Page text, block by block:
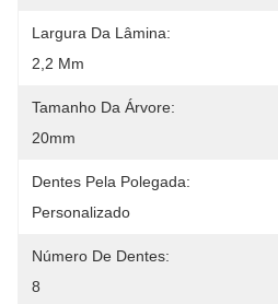
Largura Da Lâmina:
2,2 Mm
Tamanho Da Árvore:
20mm
Dentes Pela Polegada:
Personalizado
Número De Dentes:
8